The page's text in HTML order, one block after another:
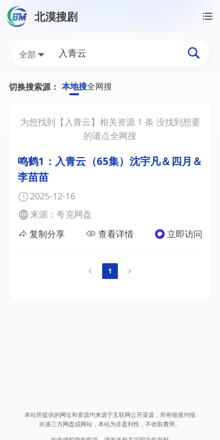
北漠搜剧
全部
入青云网盘资源搜索结果
切换搜索源： 本地搜全网搜
为您找到【 入青云】相关资源1 条 没找到想要
的请点全网搜
鸣鹤1：入青云（65集）沈宇凡＆四月＆
李苗苗
2025-12-16
来源：夸克网盘
复制分享
查看详情 立即访问
1
本站所提供的网址和资源均来源于互联网公开渠道，所有链接均指
向第三方网盘或网站，本站为非盈利性，不收取费用。